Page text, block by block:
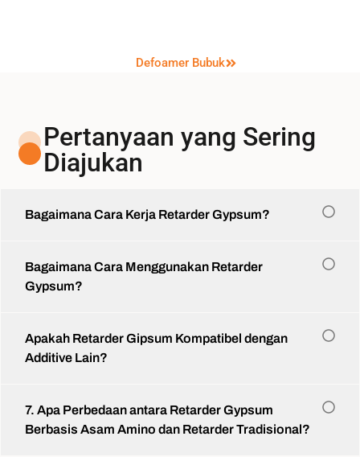
Defoamer Bubuk
Pertanyaan yang Sering
Diajukan
Bagaimana Cara Kerja Retarder Gypsum?
Bagaimana Cara Menggunakan Retarder
Gypsum?
Apakah Retarder Gipsum Kompatibel dengan
Additive Lain?
7. Apa Perbedaan antara Retarder Gypsum
Berbasis Asam Amino dan Retarder Tradisional?